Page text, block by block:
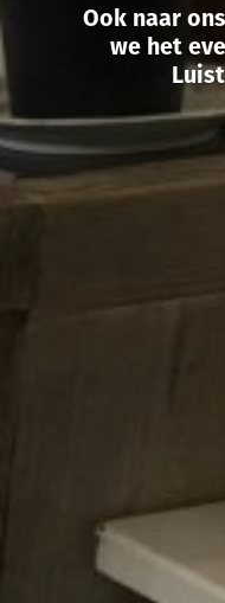
Ook naar
we het